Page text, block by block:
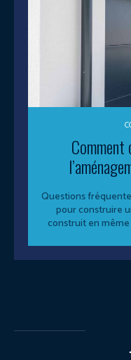
Questions
pour construire
construit en